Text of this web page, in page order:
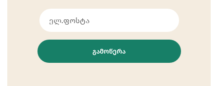
ᲒᲐᲛᲝᲬᲔᲠᲐ